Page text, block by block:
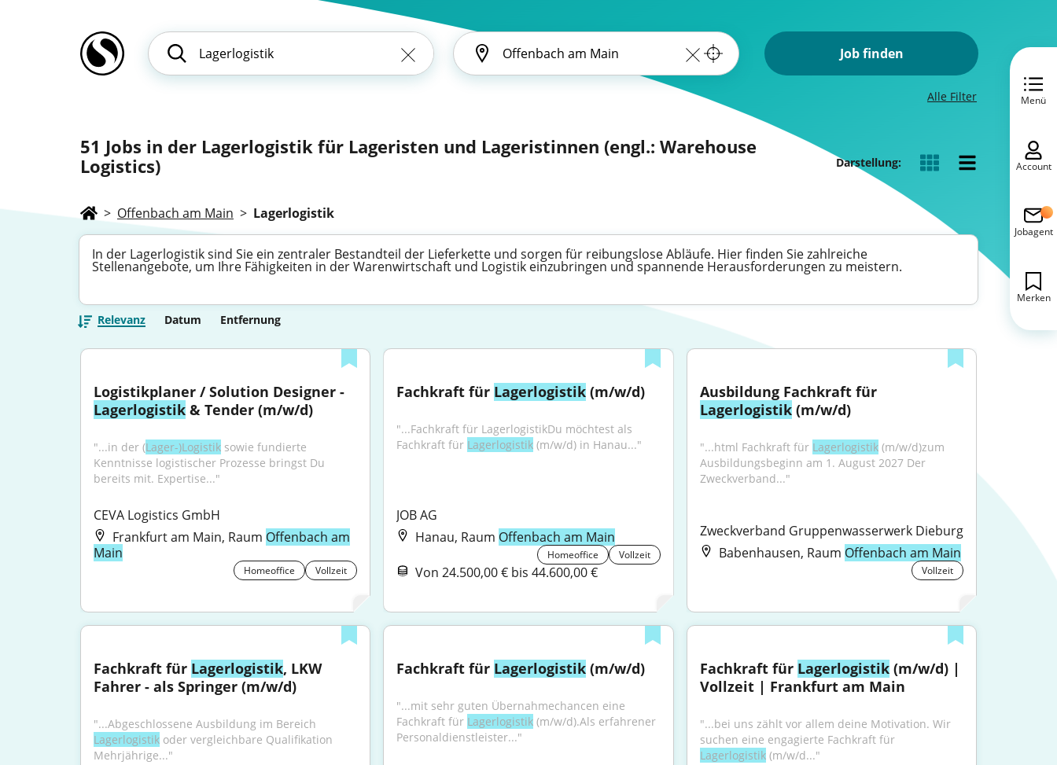
Job finden
Alle Filter
51 Jobs in der Lagerlogistik für Lageristen und Lageristinnen (engl.: Warehouse
Logistics)
Darstellung:
> Offenbach am Main > Lagerlogistik
In der Lagerlogistik sind Sie ein zentraler Bestandteil der Lieferkette und sorgen für reibungslose Abläufe. Hier finden Sie zahlreiche
Stellenangebote, um Ihre Fähigkeiten in der Warenwirtschaft und Logistik einzubringen und spannende Herausforderungen zu meistern.
Relevanz Datum Entfernung
Lagerlogistik & Tender (m/w/d)
"...in der (Lager-)Logistik sowie fundierte
Kenntnisse logistischer Prozesse bringst Du
bereits mit. Expertise..."
CEVA Logistics GmbH
Frankfurt am Main, Raum Offenbach am
Main
Homeoffice Vollzeit
Fachkraft für Lagerlogistik (m/w/d)
"...Fachkraft für LagerlogistikDu möchtest als
Fachkraft für Lagerlogistik (m/w/d) in Hanau..."
JOB AG
Hanau, Raum Offenbach am Main
Homeoffice Vollzeit
Von 24.500,00 € bis 44.600,00 €
Ausbildung Fachkraft für
Lagerlogistik (m/w/d)
"...html Fachkraft für Lagerlogistik (m/w/d)zum
Ausbildungsbeginn am 1. August 2027 Der
Zweckverband..."
Zweckverband Gruppenwasserwerk Dieburg
Babenhausen, Raum Offenbach am Main
Vollzeit
Fachkraft für Lagerlogistik, LKW
Fahrer - als Springer (m/w/d)
Lagerlogistik oder vergleichbare Qualifikation
Mehrjährige..."
Fachkraft für Lagerlogistik (m/w/d)
"...mit sehr guten Übernahmechancen eine
Fachkraft für Lagerlogistik (m/w/d).Als erfahrener
Personaldienstleister..."
Fachkraft für Lagerlogistik (m/w/d) |
Vollzeit | Frankfurt am Main
"...bei uns zählt vor allem deine Motivation. Wir
suchen eine engagierte Fachkraft für
Lagerlogistik (m/w/d..."
Menü
Account
Jobagent
Merken